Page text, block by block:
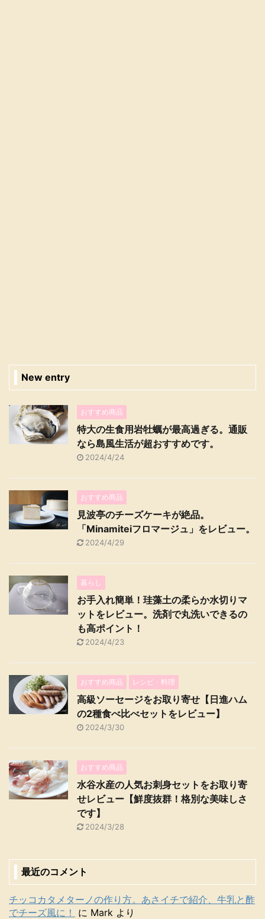
New entry
おすすめ商品
特大の生食用岩牡蠣が最高過ぎる。通販
なら島風生活が超おすすめです。
2024/4/24
おすすめ商品
見波亭のチーズケーキが絶品。
「Minamiteiフロマージュ」をレビュー。
2024/4/29
暮らし
お手入れ簡単！珪藻土の柔らか水切りマ
ットをレビュー。洗剤で丸洗いできるの
も高ポイント！
2024/4/23
おすすめ商品 レシピ・料理
高級ソーセージをお取り寄せ【日進ハム
の2種食べ比べセットをレビュー】
2024/3/30
おすすめ商品
水谷水産の人気お刺身セットをお取り寄
せレビュー【鮮度抜群！格別な美味しさ
です】
2024/3/28
最近のコメント
チッコカタメターノの作り方。あさイチで紹介、牛乳と酢
でチーズ風に！
に Mark より